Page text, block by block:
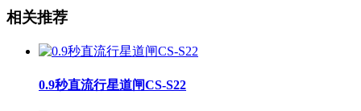
相关推荐
0.9秒直流行星道闸CS-S22